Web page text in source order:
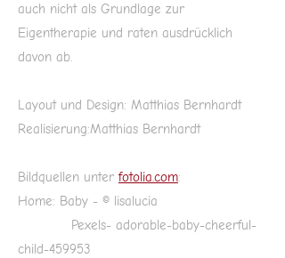
auch nicht als Grundlage zur
Eigentherapie und raten ausdrücklich
davon ab.
Layout und Design: Matthias Bernhardt
Realisierung:Matthias Bernhardt
Bildquellen unter fotolia.com:
Home: Baby - © lisalucia
Pexels- adorable-baby-cheerful-
child-459953